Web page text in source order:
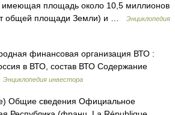
имеющая площадь около 10,5 миллионов
общей площади Земли) и …
Энциклопедия
финансовая организация ВТО :
в ВТО, состав ВТО Содержание
Энциклопедия инвестора
Общие сведения Официальное